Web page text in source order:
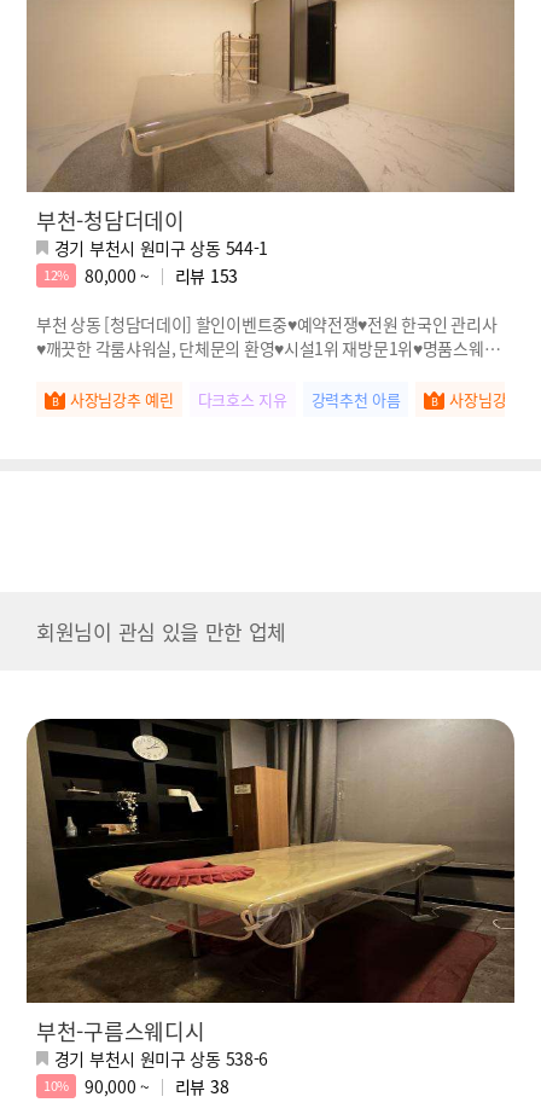
부천-청담더데이
경기 부천시 원미구 상동 544-1
12% 80,000 ~ 리뷰 153
부천 상동 [청담더데이] 할인이벤트중♥예약전쟁♥전원 한국인 관리사
♥깨끗한 각룸샤워실, 단체문의 환영♥시설1위 재방문1위♥명품스웨디
사장님강추 예린 다크호스 지유 강력추천 아름 사장님강추
회원님이 관심 있을 만한 업체
부천-구름스웨디시
경기 부천시 원미구 상동 538-6
10% 90,000 ~ 리뷰 38